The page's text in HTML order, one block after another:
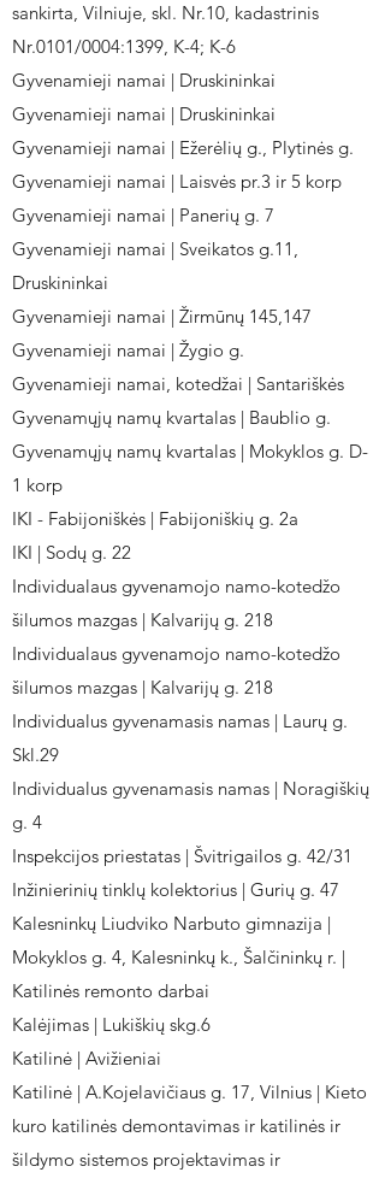
sankirta, Vilniuje, skl. Nr.10, kadastrinis
Nr.0101/0004:1399, K-4; K-6
Gyvenamieji namai | Druskininkai
Gyvenamieji namai | Druskininkai
Gyvenamieji namai | Ežerėlių g., Plytinės g.
Gyvenamieji namai | Laisvės pr.3 ir 5 korp
Gyvenamieji namai | Panerių g. 7
Gyvenamieji namai | Sveikatos g.11,
Druskininkai
Gyvenamieji namai | Žirmūnų 145,147
Gyvenamieji namai | Žygio g.
Gyvenamieji namai, kotedžai | Santariškės
Gyvenamųjų namų kvartalas | Baublio g.
Gyvenamųjų namų kvartalas | Mokyklos g. D-
1 korp
IKI - Fabijoniškės | Fabijoniškių g. 2a
IKI | Sodų g. 22
Individualaus gyvenamojo namo-kotedžo
šilumos mazgas | Kalvarijų g. 218
Individualaus gyvenamojo namo-kotedžo
šilumos mazgas | Kalvarijų g. 218
Individualus gyvenamasis namas | Laurų g.
Skl.29
Individualus gyvenamasis namas | Noragiškių
g. 4
Inspekcijos priestatas | Švitrigailos g. 42/31
Inžinierinių tinklų kolektorius | Gurių g. 47
Kalesninkų Liudviko Narbuto gimnazija |
Mokyklos g. 4, Kalesninkų k., Šalčininkų r. |
Katilinės remonto darbai
Kalėjimas | Lukiškių skg.6
Katilinė | Avižieniai
Katilinė | A.Kojelavičiaus g. 17, Vilnius | Kieto
kuro katilinės demontavimas ir katilinės ir
šildymo sistemos projektavimas ir